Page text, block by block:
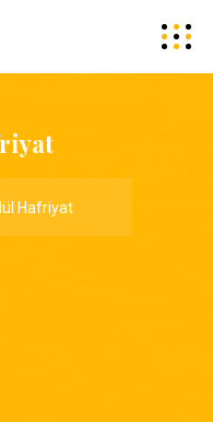
Hafriyat